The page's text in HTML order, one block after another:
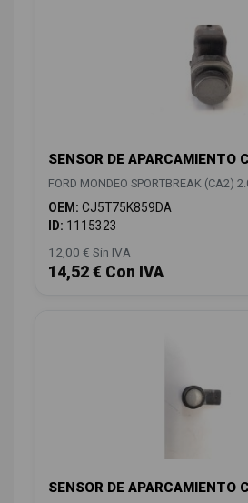
SENSOR DE APARCAMIENTO
FORD MONDEO SPORTBREAK (CA2)
OEM: CJ5T75K859DA
ID: 1115323
12,00 € Sin IVA
14,52 € Con IVA
SENSOR DE APARCAMIENTO